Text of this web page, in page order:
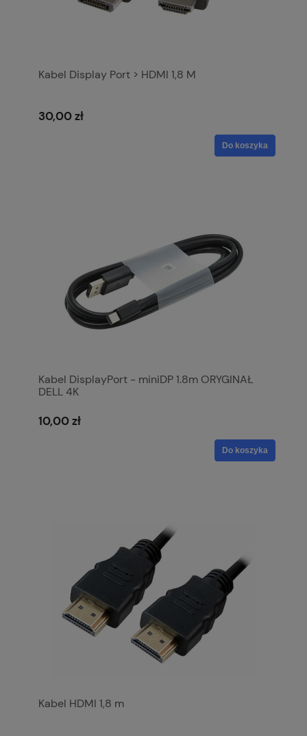
Kabel Display Port > HDMI 1,8 M
30,00 zł
Do koszyka
Kabel DisplayPort - miniDP 1.8m ORYGINAŁ
DELL 4K
10,00 zł
Do koszyka
Kabel HDMI 1,8 m